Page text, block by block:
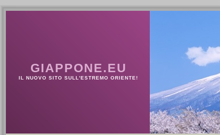
GIAPPONE.EU
IL NUOVO SITO SULL'ESTREMO ORIENTE!